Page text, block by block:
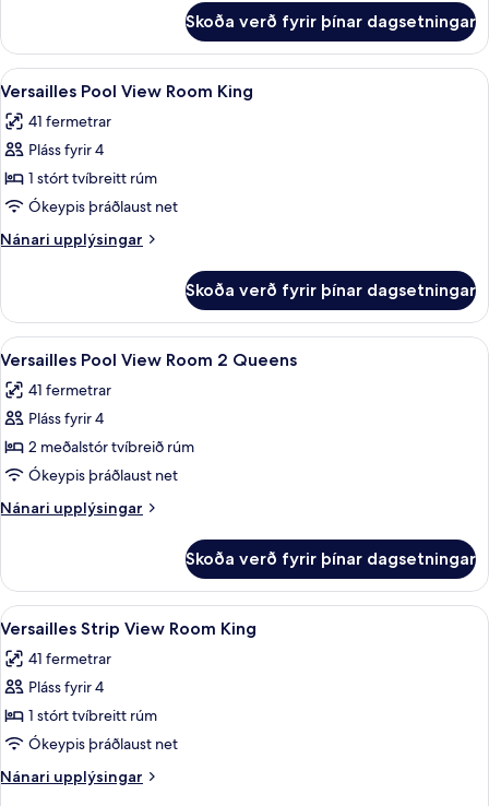
Calais
Suite
King
Skoða verð fyrir þínar dagsetningar
Skoða
allar
myndir
fyrir
Versailles
Pool
View
Room
Rúmföt af bestu gerð, míníbar,
4
Versailles Pool View Room King
41 fermetrar
Pláss fyrir 4
1 stórt tvíbreitt rúm
Ókeypis þráðlaust net
Nánari upplýsingar
Nánari
Pool
View
Room
Skoða verð fyrir þínar dagsetningar
Skoða
allar
myndir
fyrir
Versailles
Pool
View
Room
Queens
Rúmföt af bestu gerð, míníbar,
4
Versailles Pool View Room 2 Queens
41 fermetrar
Pláss fyrir 4
2 meðalstór tvíbreið rúm
Ókeypis þráðlaust net
Nánari upplýsingar
Nánari
Pool
View
Room
Queens
Skoða verð fyrir þínar dagsetningar
Skoða
allar
myndir
fyrir
Versailles
Strip
View
Room
Rúmföt af bestu gerð, míníbar,
4
Versailles Strip View Room King
41 fermetrar
Pláss fyrir 4
1 stórt tvíbreitt rúm
Ókeypis þráðlaust net
Nánari upplýsingar
Nánari